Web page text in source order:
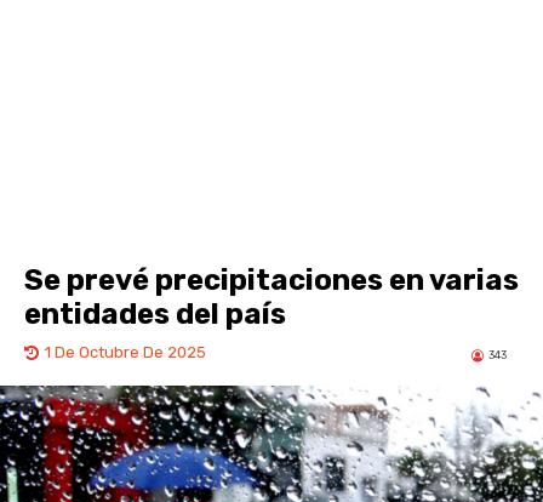
Se prevé precipitaciones en varias
entidades del país
1 De Octubre De 2025 343